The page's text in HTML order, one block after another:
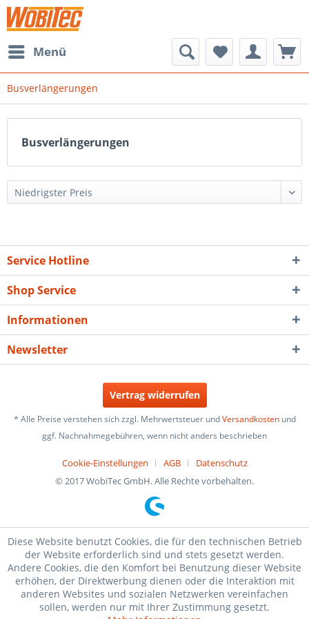
Menü
Busverlängerungen
Busverlängerungen
Service Hotline
Shop Service
Informationen
Newsletter
Vertrag widerrufen
* Alle Preise verstehen sich zzgl. Mehrwertsteuer undVersandkostenund
ggf. Nachnahmegebühren, wenn nicht anders beschrieben
Cookie-Einstellungen AGB
Datenschutz
© 2017 WobiTec GmbH. Alle Rechte vorbehalten.
Diese Website benutzt Cookies, die für den technischen Betrieb
der Website erforderlich sind und stets gesetzt werden.
Andere Cookies, die den Komfort bei Benutzung dieser Website
erhöhen, der Direktwerbung dienen oder die Interaktion mit
anderen Websites und sozialen Netzwerken vereinfachen
sollen, werden nur mit Ihrer Zustimmung gesetzt.